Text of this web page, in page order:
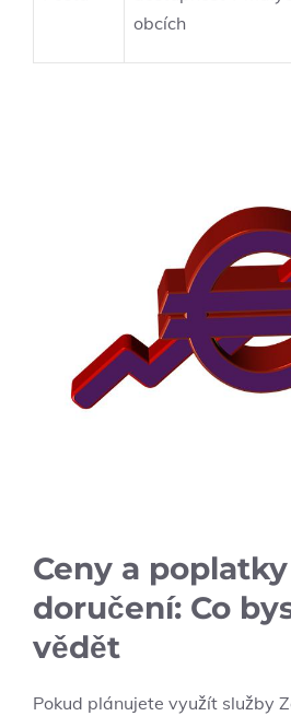
⁣obcích
Ceny a
doručení: Co
⁤vědět
Pokud plánujete využít služby